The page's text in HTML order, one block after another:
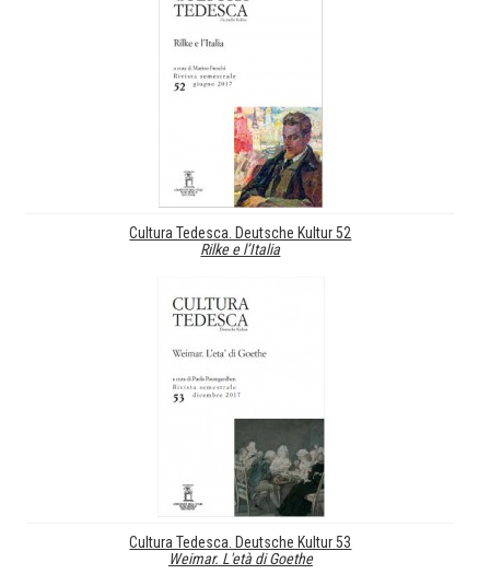
Cultura Tedesca. Deutsche Kultur 52
Rilke e l’Italia
Cultura Tedesca. Deutsche Kultur 53
Weimar. L'età di Goethe